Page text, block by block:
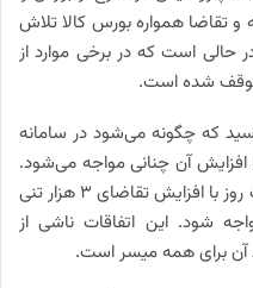
تقاضا همواره بورس کالا تلاش
در حالی است که در برخی موارد از
شده است.
که چگونه می‌شود در سامانه
آن چنانی مواجه می‌شود.
نمی‌شود یک واحد تولیدی در عرض یک روز با افزایش تقاضای 3 هزار تنی
شود. این اتفاقات ناشی از
برای همه میسر است.